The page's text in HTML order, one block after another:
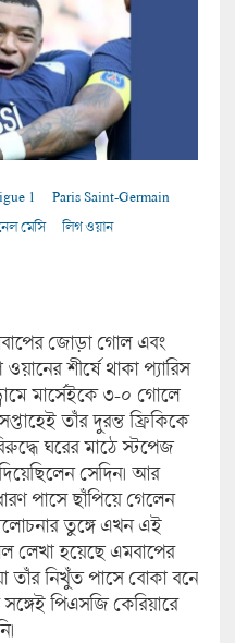
1
Paris Saint-Germain
মেসি
লিগ ওয়ান
জোড়া গোল এবং
শীর্ষে থাকা প্যারিস
মার্সেইকে ৩-০ গোলে
তাঁর দুরন্ত ফ্রিকিকে
ঘরের মাঠে স্টপেজ
সেদিন। আর
পাসে ছাঁপিয়ে গেলেন
তুঙ্গে এখন এই
লেখা হয়েছে এমবাপের
তাঁর নিখুঁত পাসে বোকা বনে
পিএসজি কেরিয়ারে